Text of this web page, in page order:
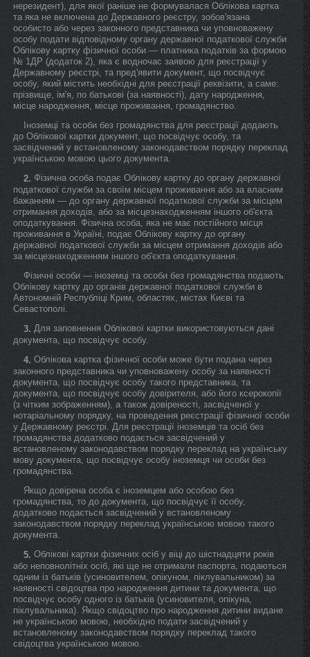
нерезидент), для якої раніше не формувалася Облікова картка
та яка не включена до Державного реєстру, зобов'язана
особисто або через законного представника чи уповноважену
особу подати відповідному органу державної податкової служби
Облікову картку фізичної особи — платника податків за формою
№ 1ДР (додаток 2), яка є водночас заявою для реєстрації у
Державному реєстрі, та пред'явити документ, що посвідчує
особу, який містить необхідні для реєстрації реквізити, а саме:
прізвище, ім'я, по батькові (за наявності), дату народження,
місце народження, місце проживання, громадянство.
Іноземці та особи без громадянства для реєстрації додають
до Облікової картки документ, що посвідчує особу, та
засвідчений у встановленому законодавством порядку переклад
українською мовою цього документа.
2. Фізична особа подає Облікову картку до органу державної
податкової служби за своїм місцем проживання або за власним
бажанням — до органу державної податкової служби за місцем
отримання доходів, або за місцезнаходженням іншого об'єкта
оподаткування. Фізична особа, яка не має постійного місця
проживання в Україні, подає Облікову картку до органу
державної податкової служби за місцем отримання доходів або
за місцезнаходженням іншого об'єкта оподаткування.
Фізичні особи — іноземці та особи без громадянства подають
Облікову картку до органів державної податкової служби в
Автономній Республіці Крим, областях, містах Києві та
Севастополі.
3. Для заповнення Облікової картки використовуються дані
документа, що посвідчує особу.
4. Облікова картка фізичної особи може бути подана через
законного представника чи уповноважену особу за наявності
документа, що посвідчує особу такого представника, та
документа, що посвідчує особу довірителя, або його ксерокопії
(з чітким зображенням), а також довіреності, засвідченої у
нотаріальному порядку, на проведення реєстрації фізичної особи
у Державному реєстрі. Для реєстрації іноземців та осіб без
громадянства додатково подається засвідчений у
встановленому законодавством порядку переклад на українську
мову документа, що посвідчує особу іноземця чи особи без
громадянства.
Якщо довірена особа є іноземцем або особою без
громадянства, то до документа, що посвідчує її особу,
додатково подається засвідчений у встановленому
законодавством порядку переклад українською мовою такого
документа.
5. Облікові картки фізичних осіб у віці до шістнадцяти років
або неповнолітніх осіб, які ще не отримали паспорта, подаються
одним із батьків (усиновителем, опікуном, піклувальником) за
наявності свідоцтва про народження дитини та документа, що
посвідчує особу одного із батьків (усиновителя, опікуна,
піклувальника). Якщо свідоцтво про народження дитини видане
не українською мовою, необхідно подати засвідчений у
встановленому законодавством порядку переклад такого
свідоцтва українською мовою.